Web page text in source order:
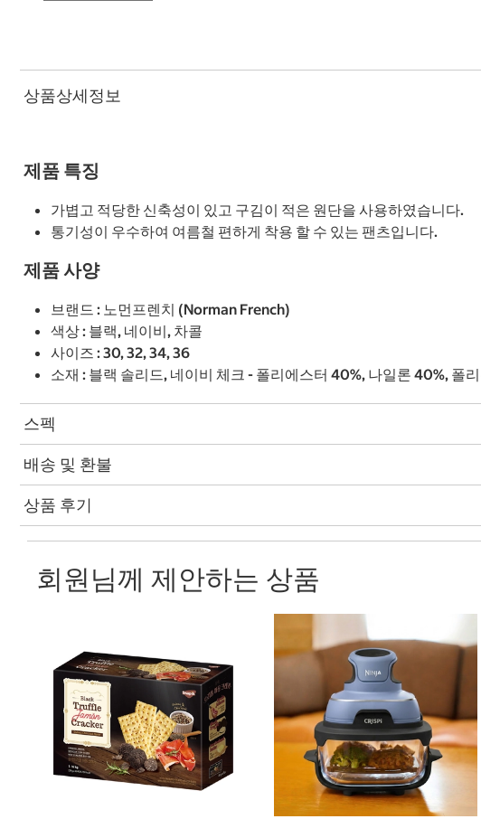
상품상세정보
제품 특징
가볍고 적당한 신축성이 있고 구김이 적은 원단을 사용하였습니다.
통기성이 우수하여 여름철 편하게 착용 할 수 있는 팬츠입니다.
제품 사양
브랜드 : 노먼프렌치 (Norman French)
색상 : 블랙, 네이비, 차콜
사이즈 : 30, 32, 34, 36
소재 : 블랙 솔리드, 네이비 체크 - 폴리에스터 40%, 나일론 40%, 폴
스펙
배송 및 환불
상품 후기
회원님께 제안하는 상품